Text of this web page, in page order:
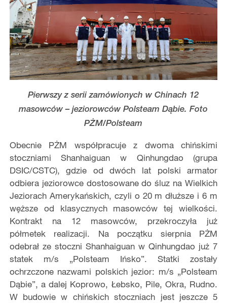
Pierwszy z serii zamówionych w Chinach 12
masowców – jeziorowców Polsteam Dąbie. Foto
PŻM/Polsteam
Obecnie PŻM współpracuje z dwoma chińskimi
stoczniami Shanhaiguan w Qinhungdao (grupa
DSIC/CSTC), gdzie od dwóch lat polski armator
odbiera jeziorowce dostosowane do śluz na Wielkich
Jeziorach Amerykańskich, czyli o 20 m dłuższe i 6 m
węższe od klasycznych masowców tej wielkości.
Kontrakt na 12 masowców, przekroczyła już
półmetek realizacji. Na początku sierpnia PŻM
odebrał ze stoczni Shanhaiguan w Qinhungdao już 7
statek m/s „Polsteam Ińsko”. Statki zostały
ochrzczone nazwami polskich jezior: m/s „Polsteam
Dąbie”, a dalej Koprowo, Łebsko, Pile, Okra, Rudno.
W budowie w chińskich stoczniach jest jeszcze 5